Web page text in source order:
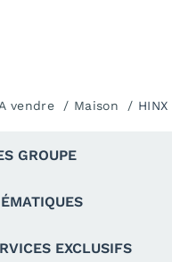
vendre Maison HINX
GROUPE
EXCLUSIFS